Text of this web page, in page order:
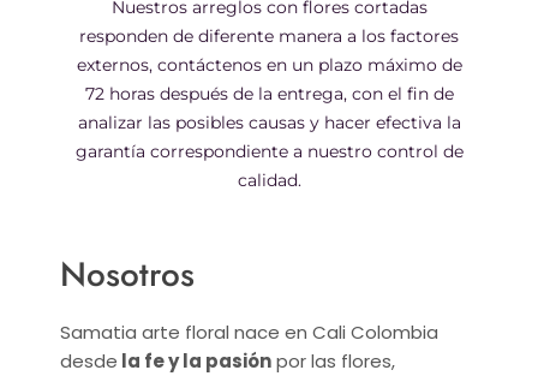
Nuestros arreglos con flores cortadas
responden de diferente manera a los factores
externos, contáctenos en un plazo máximo de
72 horas después de la entrega, con el fin de
analizar las posibles causas y hacer efectiva la
garantía correspondiente a nuestro control de
calidad.
Nosotros
Samatia arte floral nace en Cali Colombia
desde la fe y la pasiónpor las flores,